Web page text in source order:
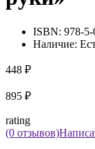
ISBN: 978-
Наличие:
448 ₽
895 ₽
rating
(0 отзывов)